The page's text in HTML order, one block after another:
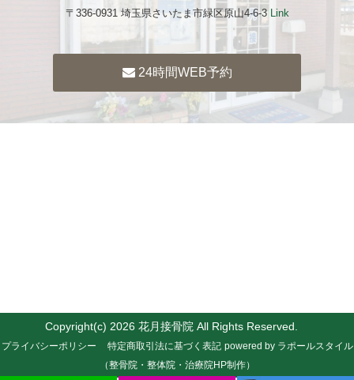
〒336-0931 埼玉県さいたま市緑区原山4-6-3 Link
24時間WEB予約
Copyright(c) 2026 花月接骨院 All Rights Reserved.
プライバシーポリシー 特定商取引法に基づく表記 powered by ラポールスタイル
（整骨院・整体院・治療院HP制作）